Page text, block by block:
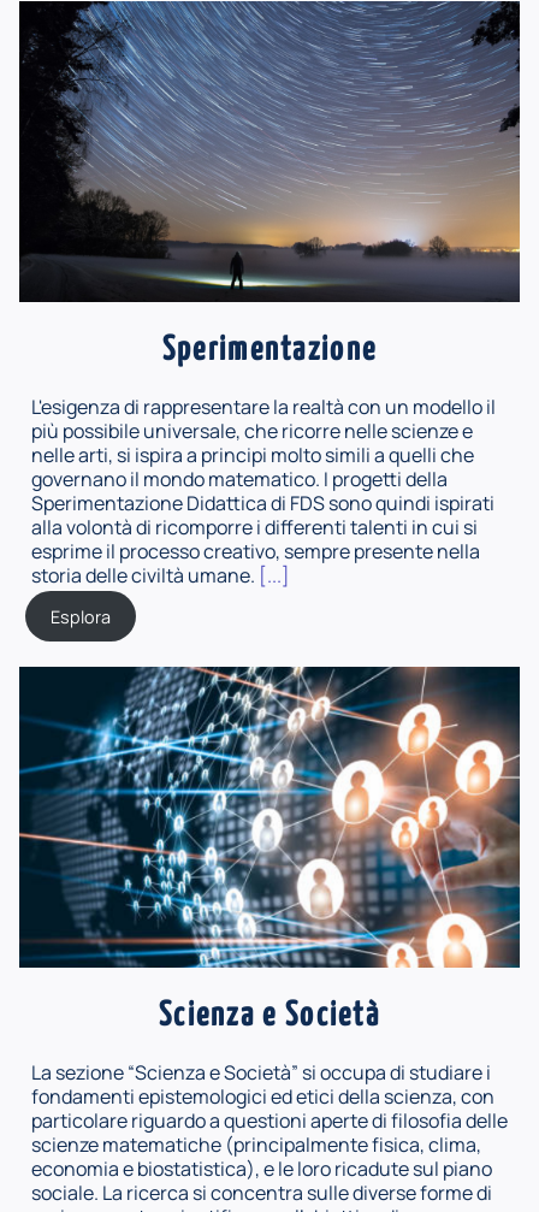
Sperimentazione
L'esigenza di rappresentare la realtà con un modello il
più possibile universale, che ricorre nelle scienze e
nelle arti, si ispira a principi molto simili a quelli che
governano il mondo matematico. I progetti della
Sperimentazione Didattica di FDS sono quindi ispirati
alla volontà di ricomporre i differenti talenti in cui si
esprime il processo creativo, sempre presente nella
storia delle civiltà umane. [...]
Esplora
Scienza e Società
La sezione “Scienza e Società” si occupa di studiare i
fondamenti epistemologici ed etici della scienza, con
particolare riguardo a questioni aperte di filosofia delle
scienze matematiche (principalmente fisica, clima,
economia e biostatistica), e le loro ricadute sul piano
sociale. La ricerca si concentra sulle diverse forme di